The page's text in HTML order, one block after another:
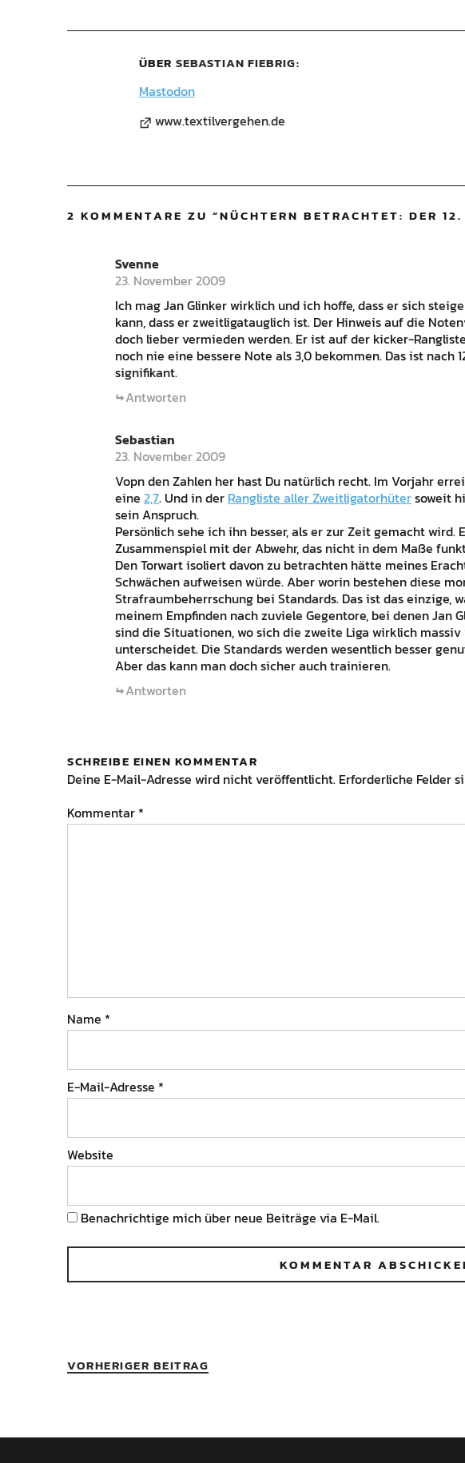
ÜBER SEBASTIAN FIEBRIG
Mastodon
www.textilvergehen.de
2 KOMMENTARE ZU “NÜCHTERN BETRACHTET: DER
Svenne
23. November 2009
Ich mag Jan Glinker wirklich und ich hoffe, dass er sich
kann, dass er zweitligatauglich ist. Der Hinweis auf die
doch lieber vermieden werden. Er ist auf der kicker-
noch nie eine bessere Note als 3,0 bekommen. Das ist nach
signifikant.
Antworten
Sebastian
23. November 2009
Vopn den Zahlen her hast Du natürlich recht. Im Vorjahr
eine 2,7. Und in der Rangliste aller Zweitligatorhütersoweit
sein Anspruch.
Persönlich sehe ich ihn besser, als er zur Zeit gemacht wird.
Zusammenspiel mit der Abwehr, das nicht in dem Maße
Den Torwart isoliert davon zu betrachten hätte meines
Schwächen aufweisen würde. Aber worin bestehen diese
Strafraumbeherrschung bei Standards. Das ist das einzige,
meinem Empfinden nach zuviele Gegentore, bei denen Jan
sind die Situationen, wo sich die zweite Liga wirklich
unterscheidet. Die Standards werden wesentlich besser
Aber das kann man doch sicher auch trainieren.
Antworten
SCHREIBE EINEN KOMMENTAR
Deine E-Mail-Adresse wird nicht veröffentlicht. Erforderliche Felder
Kommentar *
Name *
E-Mail-Adresse *
Website
Benachrichtige mich über neue Beiträge via E-Mail.
VORHERIGER BEITRAG